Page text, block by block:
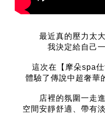
最近真的壓力太
我決定給自己
這次在【摩朵spa
體驗了傳說中超奢華
店裡的氛圍一走
空間安靜舒適、帶有